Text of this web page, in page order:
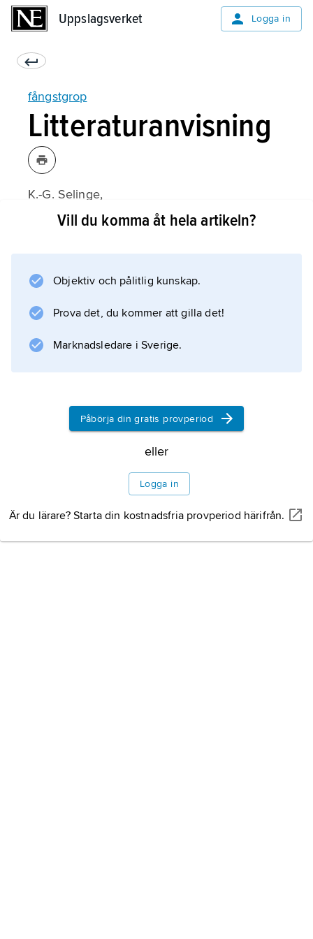
Uppslagsverket Logga in
fångstgrop
Litteraturanvisning
K.-G. Selinge,
Fångstgropar
Vill du komma åt hela artikeln?
Objektiv och pålitlig kunskap.
Prova det, du kommer att gilla det!
Marknadsledare i Sverige.
Påbörja din gratis provperiod
eller
Logga in
Är du lärare? Starta din kostnadsfria provperiod härifrån.